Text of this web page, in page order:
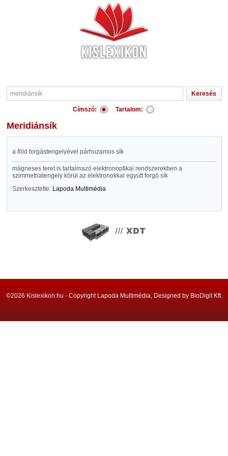
Címszó: Tartalom:
meridiánsík
a föld forgástengelyével párhuzamos sík
mágneses teret is tartalmazó elektronoptikai rendszerekben a
szimmetriatengely körül az elektronokkal együtt forgó sík
Szerkesztette: Lapoda Multimédia
©2026 Kislexikon.hu - Copyright Lapoda Multimédia, Designed by BioDigit Kft.